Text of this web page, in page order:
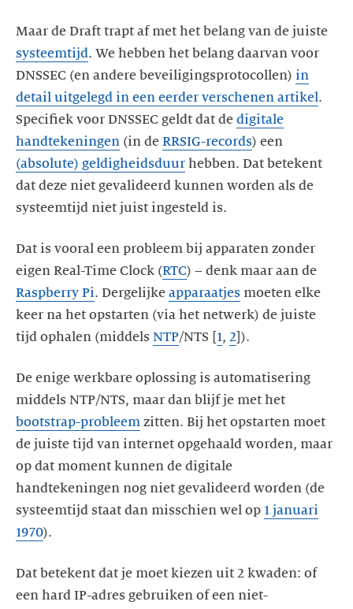
Maar de Draft trapt af met het belang van de juiste
systeemtijd. We hebben het belang daarvan voor
DNSSEC (en andere beveiligingsprotocollen) in
detail uitgelegd in een eerder verschenen artikel.
Specifiek voor DNSSEC geldt dat de digitale
handtekeningen (in de RRSIG-records) een
(absolute) geldigheidsduur hebben. Dat betekent
dat deze niet gevalideerd kunnen worden als de
systeemtijd niet juist ingesteld is.
Dat is vooral een probleem bij apparaten zonder
eigen Real-Time Clock (RTC) – denk maar aan de
Raspberry Pi. Dergelijke apparaatjes moeten elke
keer na het opstarten (via het netwerk) de juiste
tijd ophalen (middels NTP/NTS [ 1, 2 ]).
De enige werkbare oplossing is automatisering
middels NTP/NTS, maar dan blijf je met het
bootstrap-probleem zitten. Bij het opstarten moet
de juiste tijd van internet opgehaald worden, maar
op dat moment kunnen de digitale
handtekeningen nog niet gevalideerd worden (de
systeemtijd staat dan misschien wel op 1 januari
1970).
Dat betekent dat je moet kiezen uit 2 kwaden: of
een hard IP-adres gebruiken of een niet-